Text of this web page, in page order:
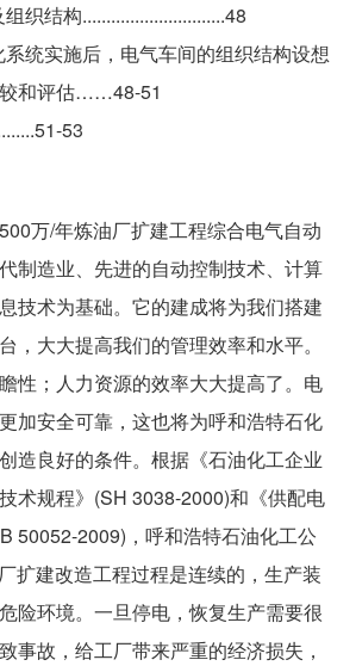
织结构..............................48
统实施后，电气车间的组织结构设想
和评估……48-51
53
万/年炼油厂扩建工程综合电气自动
制造业、先进的自动控制技术、计算
技术为基础。它的建成将为我们搭建
，大大提高我们的管理效率和水平。
性；人力资源的效率大大提高了。电
加安全可靠，这也将为呼和浩特石化
造良好的条件。根据《石油化工企业
术规程》(SH 3038-2000)和《供配电
50052-2009)，呼和浩特石油化工公
扩建改造工程过程是连续的，生产装
险环境。一旦停电，恢复生产需要很
事故，给工厂带来严重的经济损失，